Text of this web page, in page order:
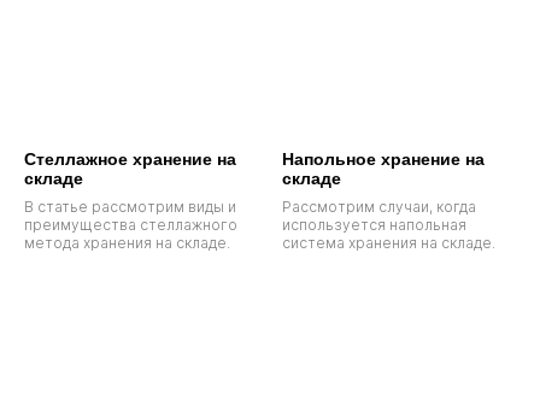
Cтеллажное хранение на
складе
В статье рассмотрим виды и
преимущества стеллажного
метода хранения на складе.
Напольное хранение на
складе
Рассмотрим случаи, когда
используется напольная
система хранения на складе.